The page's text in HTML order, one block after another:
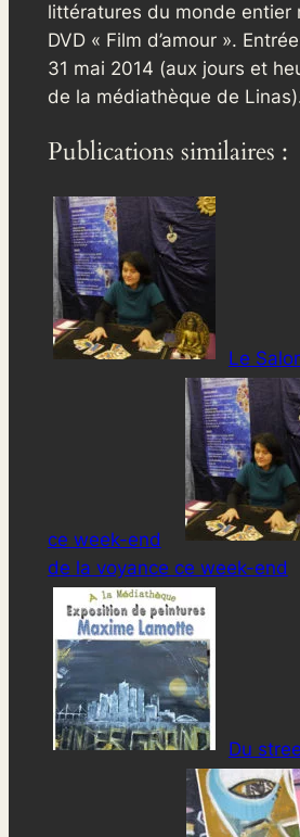
littératures du monde entier
DVD « Film d’amour ».
31 mai 2014 (aux jours et
de la médiathèque de
Publications similaires :
Le
ce week-end
de la voyance ce week-end
Du